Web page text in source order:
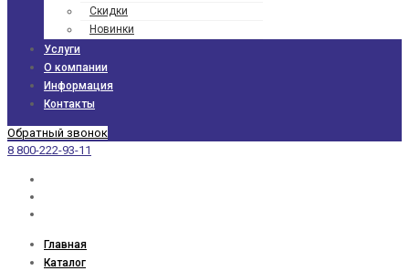
Скидки
Новинки
Услуги
О компании
Информация
Контакты
Обратный звонок
8 800-222-93-11
Главная
Каталог